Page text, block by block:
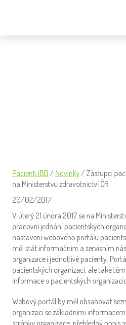
Pacienti IBD / Novinky/ Zástupci
na Ministerstvu zdravotnictví ČR
20/02/2017
V úterý 21.února 2017 se na
pracovní jednání pacientských
nastavení webového portálu
měl stát informačním a servisním
organizace i jednotlivé pacienty.
pacientských organizací, ale také
informace o pacientských
Webový portál by měl obsahovat
organizací se základními
stránky organizace, přehledný popis